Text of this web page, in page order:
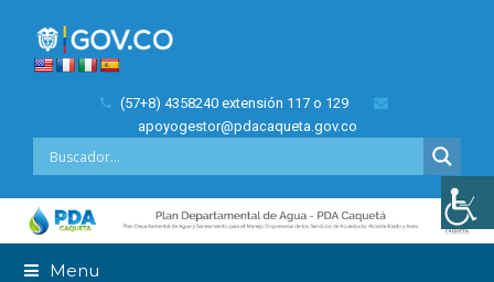
(57+8) 4358240 extensión 117 o 129
apoyogestor@pdacaqueta.gov.co
Menu